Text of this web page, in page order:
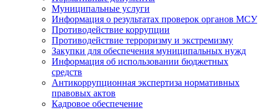
Муниципальные услуги
Информация о результатах проверок органов МСУ
Противодействие коррупции
Противодействие терроризму и экстремизму
Закупки для обеспечения муниципальных нужд
Информация об использовании бюджетных
средств
Антикоррупционная экспертиза нормативных
правовых актов
Кадровое обеспечение